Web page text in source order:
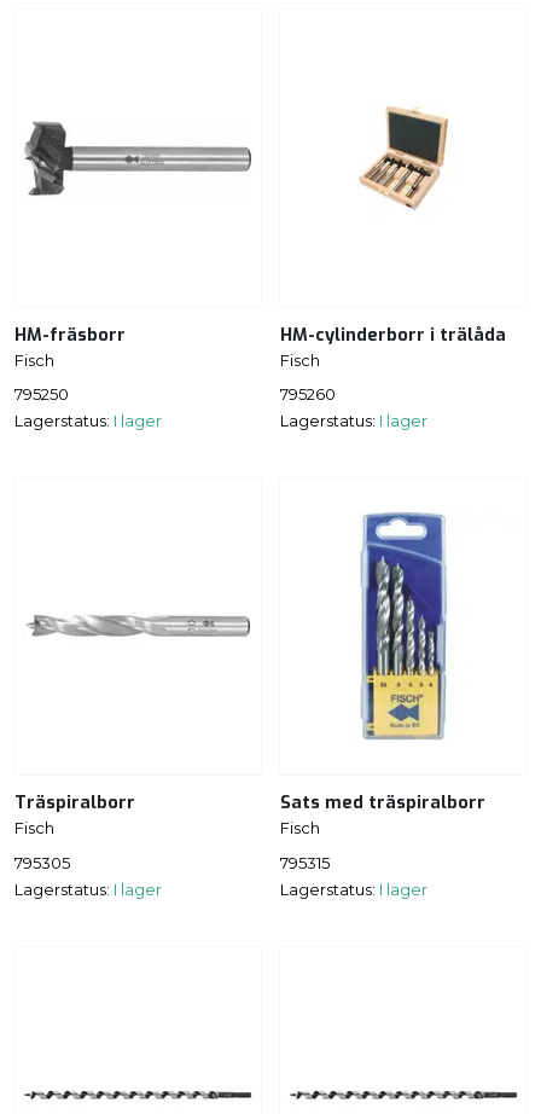
HM-fräsborr
Fisch
795250
Lagerstatus: I lager
HM-cylinderborr i trälåda
Fisch
795260
Lagerstatus: I lager
Träspiralborr
Fisch
795305
Lagerstatus: I lager
Sats med träspiralborr
Fisch
795315
Lagerstatus: I lager